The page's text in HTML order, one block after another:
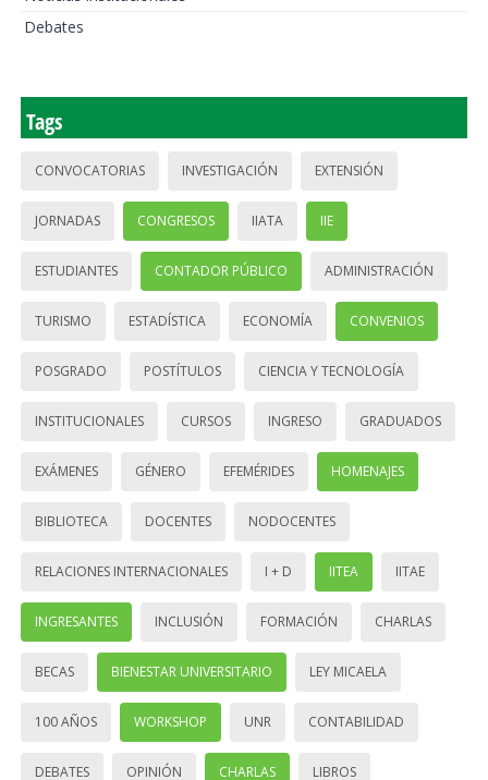
Debates
Tags
CONVOCATORIAS INVESTIGACIÓN EXTENSIÓN
JORNADAS CONGRESOS IIATA IIE
ESTUDIANTES CONTADOR PÚBLICO ADMINISTRACIÓN
TURISMO ESTADÍSTICA ECONOMÍA CONVENIOS
POSGRADO POSTÍTULOS CIENCIA Y TECNOLOGÍA
INSTITUCIONALES CURSOS INGRESO GRADUADOS
EXÁMENES GÉNERO EFEMÉRIDES HOMENAJES
BIBLIOTECA DOCENTES NODOCENTES
RELACIONES INTERNACIONALES I + D IITEA IITAE
INGRESANTES INCLUSIÓN FORMACIÓN CHARLAS
BECAS BIENESTAR UNIVERSITARIO LEY MICAELA
100 AÑOS WORKSHOP UNR CONTABILIDAD
DEBATES OPINIÓN CHARLAS LIBROS